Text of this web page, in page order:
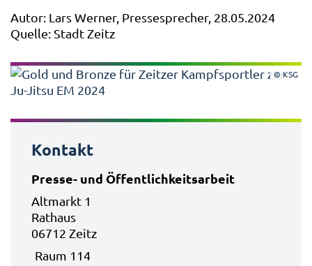
Autor: Lars Werner, Pressesprecher, 28.05.2024
Quelle: Stadt Zeitz
© KSG
Kontakt
Presse- und Öffentlichkeitsarbeit
Altmarkt 1
Rathaus
06712 Zeitz
Raum 114